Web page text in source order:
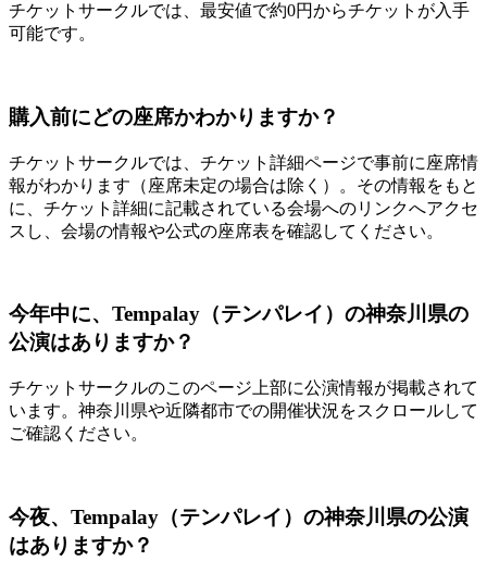
チケットサークルでは、最安値で約0円からチケットが入手
可能です。
購入前にどの座席かわかりますか？
チケットサークルでは、チケット詳細ページで事前に座席情
報がわかります（座席未定の場合は除く）。その情報をもと
に、チケット詳細に記載されている会場へのリンクへアクセ
スし、会場の情報や公式の座席表を確認してください。
今年中に、Tempalay（テンパレイ）の神奈川県の
公演はありますか？
チケットサークルのこのページ上部に公演情報が掲載されて
います。神奈川県や近隣都市での開催状況をスクロールして
ご確認ください。
今夜、Tempalay（テンパレイ）の神奈川県の公演
はありますか？